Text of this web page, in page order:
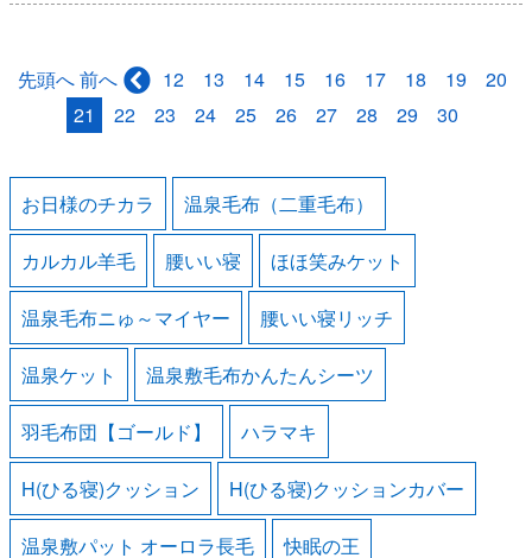
先頭へ前へ 12 13 14 15 16 17 18 19
20
21
22 23 24 25 26 27 28 29 30
お日様のチカラ 温泉毛布（二重毛布）
カルカル羊毛 腰いい寝 ほほ笑みケット
温泉毛布ニゅ～マイヤー 腰いい寝リッチ
温泉ケット 温泉敷毛布かんたんシーツ
羽毛布団【ゴールド】 ハラマキ
H(ひる寝)クッション H(ひる寝)クッションカバー
温泉敷パット オーロラ長毛 快眠の王